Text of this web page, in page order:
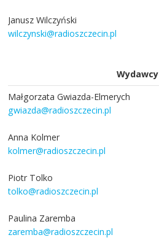
Janusz Wilczyński
wilczynski@radioszczecin.pl
Wydawcy
Małgorzata Gwiazda-Elmerych
gwiazda@radioszczecin.pl
Anna Kolmer
kolmer@radioszczecin.pl
Piotr Tolko
tolko@radioszczecin.pl
Paulina Zaremba
zaremba@radioszczecin.pl